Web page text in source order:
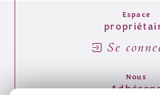
Espace
Se
Nous